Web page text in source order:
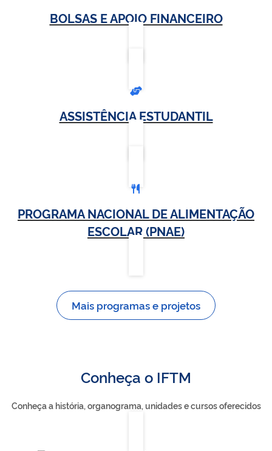
BOLSAS E APOIO FINANCEIRO
ASSISTÊNCIA ESTUDANTIL
PROGRAMA NACIONAL DE ALIMENTAÇÃO
ESCOLAR (PNAE)
Mais programas e projetos
Conheça o IFTM
Conheça a história, organograma, unidades e cursos oferecidos